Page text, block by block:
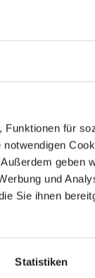
für
geben
und
Sie ihnen
Statistiken
Österreich